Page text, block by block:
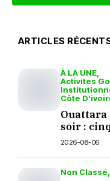
ARTICLES
À LA UNE
Activites
Côte
Ouattara
soir :
2026-08-06
Non Classé